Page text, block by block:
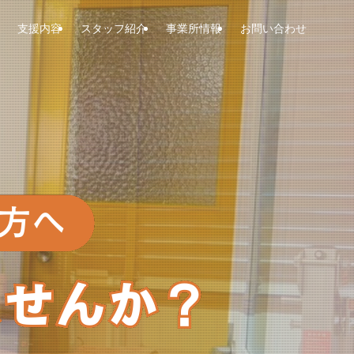
支援内容 スタッフ紹介 事業所情報 お問い合わせ